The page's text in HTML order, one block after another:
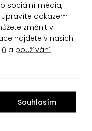
Sensitive aviváž 59
1239 ml
sociální média,
odkazem
změnit v
najdete v našich
a používání
Souhlasím